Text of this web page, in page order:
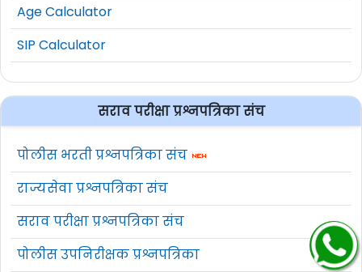
Age Calculator
SIP Calculator
सराव परीक्षा प्रश्नपत्रिका संच
पोलीस भरती प्रश्नपत्रिका संच
राज्यसेवा प्रश्नपत्रिका संच
सराव परीक्षा प्रश्नपत्रिका संच
पोलीस उपनिरीक्षक प्रश्नपत्रिका